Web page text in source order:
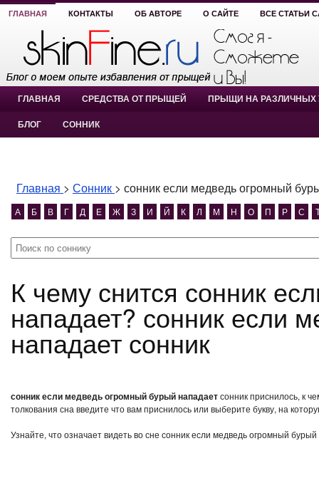
ГЛАВНАЯ КОНТАКТЫ ОБ АВТОРЕ О САЙТЕ ВСЕ СТАТЬИ
ГЛАВНАЯ СРЕДСТВА ОТ ПРЫЩЕЙ ПРЫЩИ НА РАЗЛИЧНЫХ
БЛОГ СОННИК
Главная > Сонник > сонник если медведь огромный
А Б В Г Д Е Ж З И Й К Л М Н О П Р С
К чему снится сонник если медведь огромный бурый
нападает? сонник если
нападает сонник
сонник если медведь огромный бурый нападаетсонник приснилось, к
толкования сна введите что вам приснилось или выберите букву, на
Узнайте, что означает видеть во сне сонник если медведь огромный